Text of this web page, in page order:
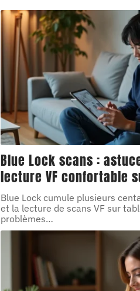
Blue Lock scans :
lecture VF confortable
Blue Lock cumule plusieurs
et la lecture de scans VF sur
problèmes…